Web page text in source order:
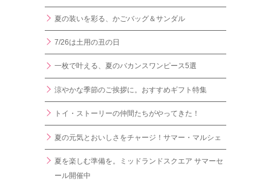
夏の装いを彩る、かごバッグ＆サンダル
7/26は土用の丑の日
一枚で叶える、夏のバカンスワンピース5選
涼やかな季節のご挨拶に。おすすめギフト特集
トイ・ストーリーの仲間たちがやってきた！
夏の元気とおいしさをチャージ！サマー・マルシェ
夏を楽しむ準備を。ミッドランドスクエア サマーセ
ール開催中